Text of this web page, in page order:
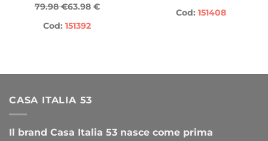
79.98 €63.98 €
Cod: 151392
Cod: 151408
CASA ITALIA 53
Il brand Casa Italia 53 nasce come prima